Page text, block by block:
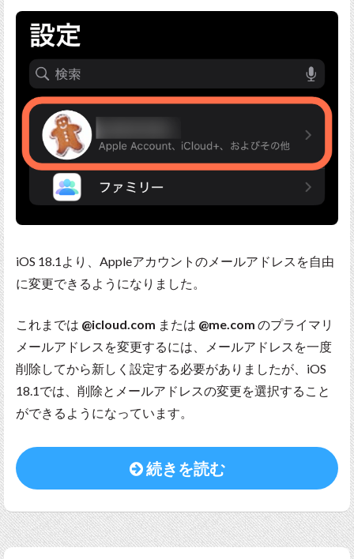
iOS 18.1より、Appleアカウントのメールアドレスを自由
に変更できるようになりました。
これまでは @icloud.com または @me.com のプライマリ
メールアドレスを変更するには、メールアドレスを一度
削除してから新しく設定する必要がありましたが、iOS
18.1では、削除とメールアドレスの変更を選択すること
ができるようになっています。
続きを読む